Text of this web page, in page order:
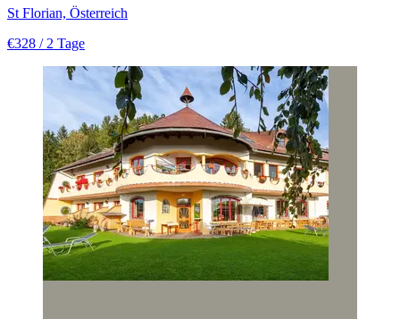
St Florian, Österreich
€328 / 2 Tage